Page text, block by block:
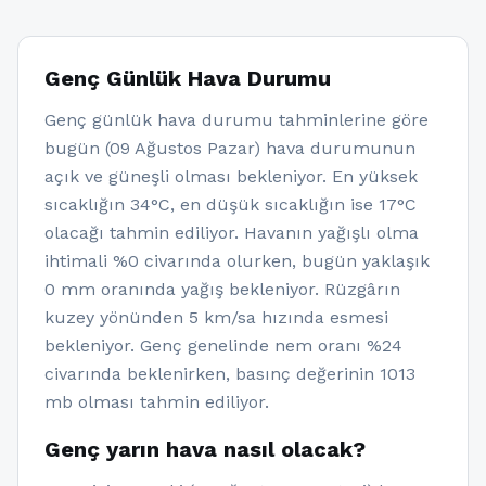
Genç Günlük Hava Durumu
Genç günlük hava durumu tahminlerine göre
bugün (09 Ağustos Pazar) hava durumunun
açık ve güneşli olması bekleniyor. En yüksek
sıcaklığın 34°C, en düşük sıcaklığın ise 17°C
olacağı tahmin ediliyor. Havanın yağışlı olma
ihtimali %0 civarında olurken, bugün yaklaşık
0 mm oranında yağış bekleniyor. Rüzgârın
kuzey yönünden 5 km/sa hızında esmesi
bekleniyor. Genç genelinde nem oranı %24
civarında beklenirken, basınç değerinin 1013
mb olması tahmin ediliyor.
Genç yarın hava nasıl olacak?